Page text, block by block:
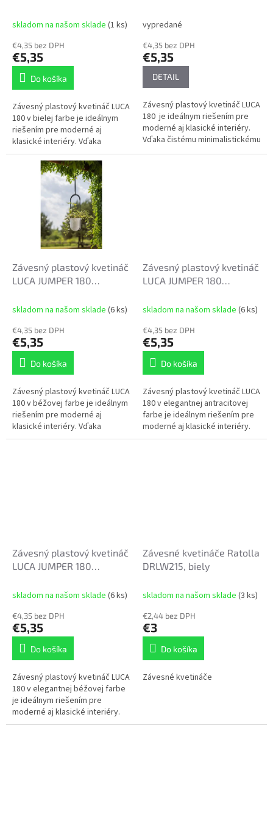
skladom na našom sklade (1 ks)
€4,35 bez DPH
€5,35
Do košíka
Závesný plastový kvetináč LUCA
180 v bielej farbe je ideálnym
riešením pre moderné aj
klasické interiéry. Vďaka
čistému minimalistickému
dizajnu krásne vynikne s...
vypredané
€4,35 bez DPH
€5,35
DETAIL
Závesný plastový kvetináč LUCA
180 je ideálnym riešením pre
moderné aj klasické interiéry.
Vďaka čistému minimalistickému
dizajnu krásne vynikne s
Závesný plastový kvetináč
LUCA JUMPER 180
skladom na našom sklade (6 ks)
€4,35 bez DPH
€5,35
Do košíka
Závesný plastový kvetináč LUCA
180 v béžovej farbe je ideálnym
riešením pre moderné aj
klasické interiéry. Vďaka
čistému minimalistickému
Závesný plastový kvetináč
LUCA JUMPER 180
skladom na našom sklade (6 ks)
€4,35 bez DPH
€5,35
Do košíka
Závesný plastový kvetináč LUCA
180 v elegantnej antracitovej
farbe je ideálnym riešením pre
moderné aj klasické interiéry.
Vďaka čistému minimalistickému
Závesný plastový kvetináč
LUCA JUMPER 180
skladom na našom sklade (6 ks)
€4,35 bez DPH
€5,35
Do košíka
Závesný plastový kvetináč LUCA
180 v elegantnej béžovej farbe
je ideálnym riešením pre
moderné aj klasické interiéry.
Vďaka čistému minimalistickému
Závesné kvetináče Ratolla
DRLW215, biely
skladom na našom sklade (3 ks)
€2,44 bez DPH
€3
Do košíka
Závesné kvetináče